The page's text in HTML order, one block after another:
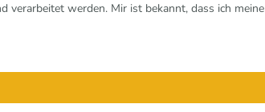
verarbeitet werden. Mir ist bekannt, dass ich meine